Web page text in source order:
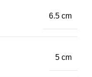
6.5 cm
5 cm